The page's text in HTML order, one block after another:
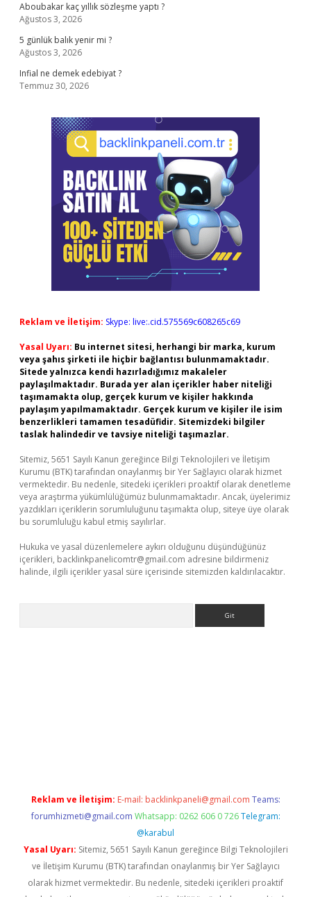
Aboubakar kaç yıllık sözleşme yaptı ?
Ağustos 3, 2026
5 günlük balık yenir mi ?
Ağustos 3, 2026
Infial ne demek edebiyat ?
Temmuz 30, 2026
Reklam ve İletişim: Skype: live:.cid.575569c608265c69
Yasal Uyarı: Bu internet sitesi, herhangi bir marka, kurum
veya şahıs şirketi ile hiçbir bağlantısı bulunmamaktadır.
Sitede yalnızca kendi hazırladığımız makaleler
paylaşılmaktadır. Burada yer alan içerikler haber niteliği
taşımamakta olup, gerçek kurum ve kişiler hakkında
paylaşım yapılmamaktadır. Gerçek kurum ve kişiler ile isim
benzerlikleri tamamen tesadüfidir. Sitemizdeki bilgiler
taslak halindedir ve tavsiye niteliği taşımazlar.
Sitemiz, 5651 Sayılı Kanun gereğince Bilgi Teknolojileri ve İletişim
Kurumu (BTK) tarafından onaylanmış bir Yer Sağlayıcı olarak hizmet
vermektedir. Bu nedenle, sitedeki içerikleri proaktif olarak denetleme
veya araştırma yükümlülüğümüz bulunmamaktadır. Ancak, üyelerimiz
yazdıkları içeriklerin sorumluluğunu taşımakta olup, siteye üye olarak
bu sorumluluğu kabul etmiş sayılırlar.
Hukuka ve yasal düzenlemelere aykırı olduğunu düşündüğünüz
içerikleri, backlinkpanelicomtr@gmail.com adresine bildirmeniz
halinde, ilgili içerikler yasal süre içerisinde sitemizden kaldırılacaktır.
Reklam ve İletişim: E-mail: backlinkpaneli@gmail.com Teams:
forumhizmeti@gmail.com Whatsapp: 0262 606 0 726 Telegram:
@karabul
Yasal Uyarı: Sitemiz, 5651 Sayılı Kanun gereğince Bilgi Teknolojileri
ve İletişim Kurumu (BTK) tarafından onaylanmış bir Yer Sağlayıcı
olarak hizmet vermektedir. Bu nedenle, sitedeki içerikleri proaktif